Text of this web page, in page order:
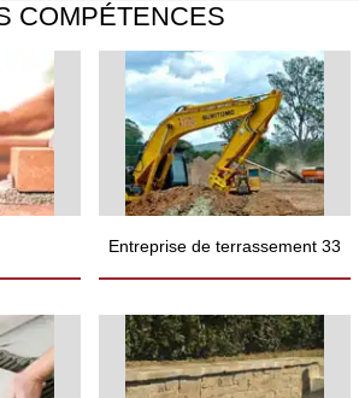
COMPÉTENCES
Entreprise de terrassement 33